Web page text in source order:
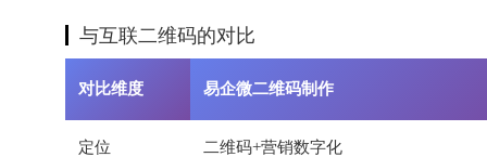
与互联二维码的对比
对比维度 易企微二维码制作
定位 二维码+营销数字化